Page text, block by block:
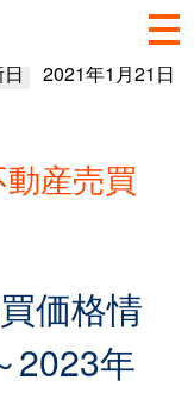
2021年1月21日
産売買
価格情
2023年